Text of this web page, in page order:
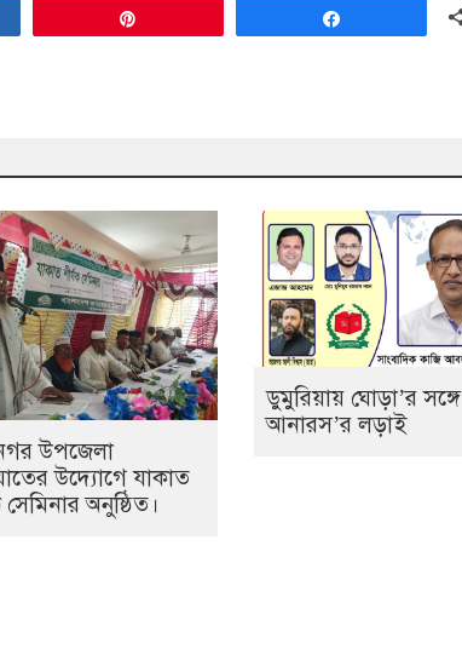
উপজেলা
উদ্যোগে যাকাত
সেমিনার অনুষ্ঠিত।
ডুমুরিয়ায় ঘোড়া’র সঙ্গে
আনারস’র লড়াই